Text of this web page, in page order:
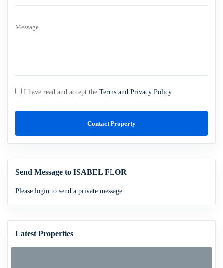
Message
I have read and accept the Terms and Privacy Policy
Contact Property
Send Message to ISABEL FLOR
Please login to send a private message
Latest Properties